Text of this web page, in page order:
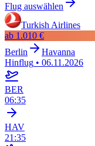
Flug auswählen
Turkish Airlines
ab 1.010 €
Berlin
Havanna
Hinflug • 06.11.2026
BER
06:35
HAV
21:35